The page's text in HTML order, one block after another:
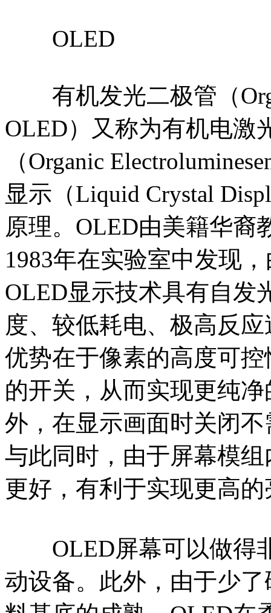
OLED
有机发光二极管（
OLED）又称为有机电激
（Organic
显示（Liquid Crystal
原理。OLED由美籍华裔
1983年在实验室中发现
OLED显示技术具有自发
度、较低耗电、极高反
优势在于像素的高度可
的开关，从而实现更纯
外，在显示画面时关闭
与此同时，由于屏幕模
更好，有利于实现更高
OLED屏幕可以做得
动设备。此外，由于少